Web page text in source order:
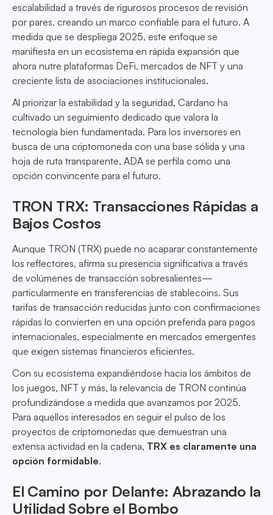
escalabilidad a través de rigurosos procesos de revisión
por pares, creando un marco confiable para el futuro. A
medida que se despliega 2025, este enfoque se
manifiesta en un ecosistema en rápida expansión que
ahora nutre plataformas DeFi, mercados de NFT y una
creciente lista de asociaciones institucionales.
Al priorizar la estabilidad y la seguridad, Cardano ha
cultivado un seguimiento dedicado que valora la
tecnología bien fundamentada. Para los inversores en
busca de una criptomoneda con una base sólida y una
hoja de ruta transparente, ADA se perfila como una
opción convincente para el futuro.
TRON TRX: Transacciones Rápidas a
Bajos Costos
Aunque TRON (TRX) puede no acaparar constantemente
los reflectores, afirma su presencia significativa a través
de volúmenes de transacción sobresalientes—
particularmente en transferencias de stablecoins. Sus
tarifas de transacción reducidas junto con confirmaciones
rápidas lo convierten en una opción preferida para pagos
internacionales, especialmente en mercados emergentes
que exigen sistemas financieros eficientes.
Con su ecosistema expandiéndose hacia los ámbitos de
los juegos, NFT y más, la relevancia de TRON continúa
profundizándose a medida que avanzamos por 2025.
Para aquellos interesados en seguir el pulso de los
proyectos de criptomonedas que demuestran una
extensa actividad en la cadena, TRX es claramente una
opción formidable.
El Camino por Delante: Abrazando la
Utilidad Sobre el Bombo